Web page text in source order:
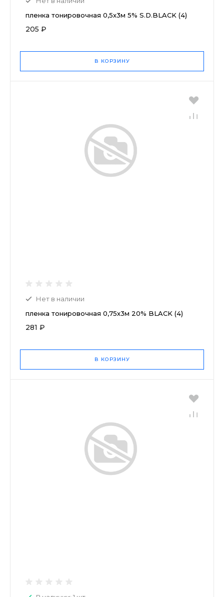
пленка тонировочная 0,5х3м 5% S.D.BLACK (4)
205 ₽
В КОРЗИНУ
Нет в наличии
пленка тонировочная 0,75х3м 20% BLACK (4)
281 ₽
В КОРЗИНУ